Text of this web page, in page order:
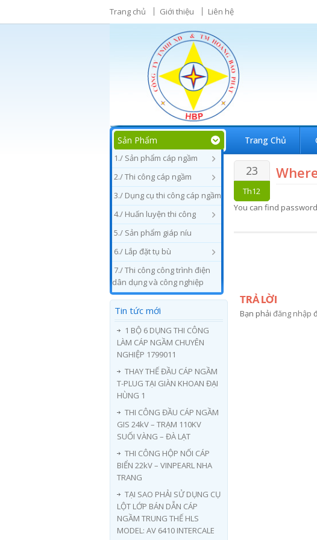
Trang chủ Giới thiệu Liên hệ
Sản Phẩm
1./ Sản phẩm cáp ngầm
2./ Thi công cáp ngầm
3./ Dụng cụ thi công cáp ngầm
4./ Huấn luyện thi công
5./ Sản phẩm giáp níu
6./ Lắp đặt tụ bù
7./ Thi công công trình điện
dân dụng và công nghiệp
Trang Chủ
23
Th12
You can find
TRẢ LỜI
Bạn phải đăng nhập
Tin tức mới
1 BỘ 6 DỤNG THI CÔNG
LÀM CÁP NGẦM CHUYÊN
NGHIỆP 1799011
THAY THẾ ĐẦU CÁP NGẦM
T-PLUG TẠI GIÀN KHOAN ĐẠI
HÙNG 1
THI CÔNG ĐẦU CÁP NGẦM
GIS 24kV – TRẠM 110KV
SUỐI VÀNG – ĐÀ LẠT
THI CÔNG HỘP NỐI CÁP
BIỂN 22kV – VINPEARL NHA
TRANG
TẠI SAO PHẢI SỬ DỤNG CỤ
LỘT LỚP BÁN DẪN CÁP
NGẦM TRUNG THẾ HLS
MODEL: AV 6410 INTERCALE